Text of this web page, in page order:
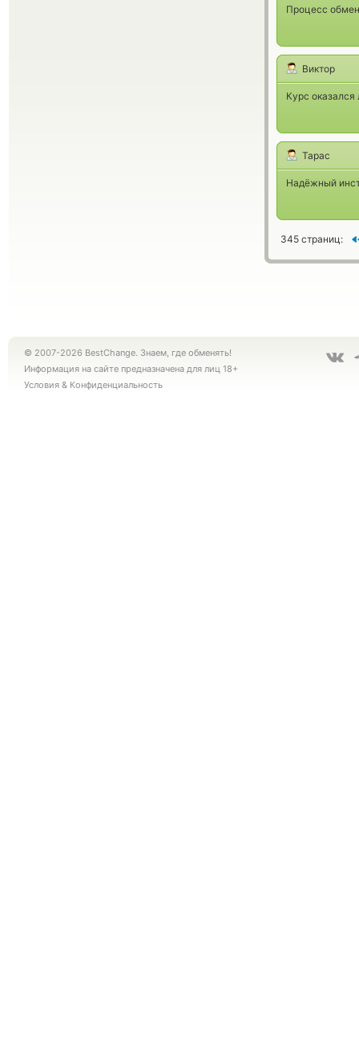
Процесс
Виктор
Курс
Тарас
Надёжный
345 страниц:
© 2007-2026 BestChange. Знаем, где обменять!
Информация на сайте предназначена для лиц 18+
Условия & Конфиденциальность